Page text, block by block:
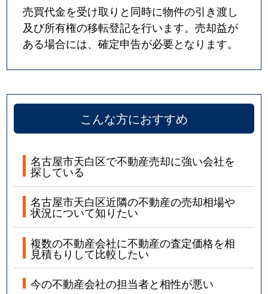
売買代金を受け取りと同時に物件の引き渡し
及び所有権の移転登記を行います。売却益が
ある場合には、確定申告が必要となります。
こんな方におすすめ
名古屋市天白区で不動産売却に強い会社を
探している
名古屋市天白区近隣の不動産の売却相場や
状況について知りたい
複数の不動産会社に不動産の査定価格を相
見積もりして比較したい
今の不動産会社の担当者と相性が悪い